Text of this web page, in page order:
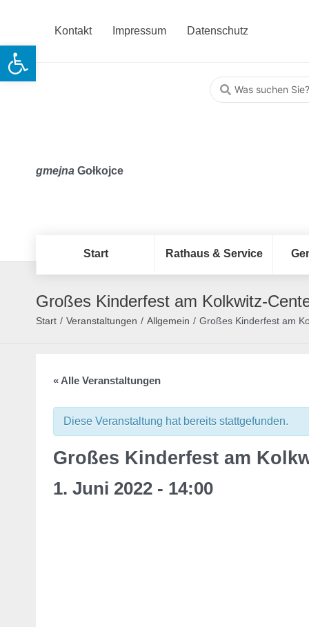
Kontakt Impressum Datenschutz
gmejna Gołkojce
Start Rathaus & Service
Großes Kinderfest am Kolkwitz-
Start / Veranstaltungen / Allgemein / Großes Kinderfest am
« Alle Veranstaltungen
Diese Veranstaltung hat bereits stattgefunden.
Großes Kinderfest am
1. Juni 2022 - 14:00
Open toolbar